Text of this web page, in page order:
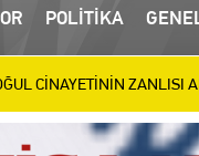
POLİTİKA
CİNAYETİNİN ZANLISI
Baba ve Oğul Son
MESAİSİ: BİLİM